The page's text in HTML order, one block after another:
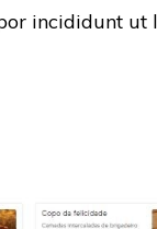
incididunt